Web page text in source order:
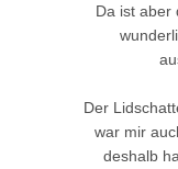
Da ist aber
Der
war mir
deshalb